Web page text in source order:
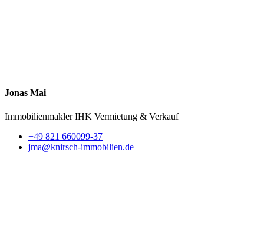
Jonas Mai
Immobilienmakler IHK Vermietung & Verkauf
+49 821 660099-37
jma@knirsch-immobilien.de